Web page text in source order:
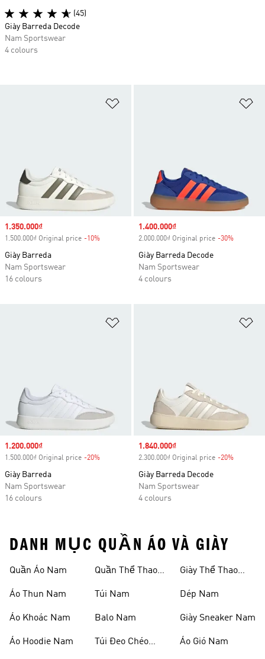
Sale price
1.350.000₫
1.500.000₫ Original price -10%
Giày Barreda
Nam Sportswear
16 colours
Sale price
1.400.000₫
2.000.000₫ Original price -30%
Giày Barreda Decode
Nam Sportswear
4 colours
Sale price
1.200.000₫
1.500.000₫ Original price -20%
Giày Barreda
Nam Sportswear
16 colours
Sale price
1.840.000₫
2.300.000₫ Original price -20%
Giày Barreda Decode
Nam Sportswear
4 colours
(45)
Giày Barreda Decode
Nam Sportswear
4 colours
DANH MỤC QUẦN ÁO VÀ GIÀY
Quần Áo Nam
Áo Thun Nam
Áo Khoác Nam
Áo Hoodie Nam
Quần Thể Thao
Túi Nam
Balo Nam
Túi Đeo Chéo
Giày Thể Thao
Dép Nam
Giày Sneaker Nam
Áo Gió Nam